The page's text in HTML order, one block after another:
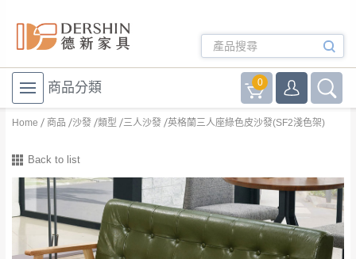
商品分類 0
Home 商品 沙發 類型 三人沙發 英格蘭三人座綠色皮沙發(SF2淺色架)
Back to list